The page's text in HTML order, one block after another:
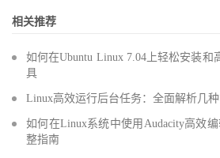
相关推荐
如何在Ubuntu Linux 7.04上轻松安装和
具
Linux高效运行后台任务：全面解析几
如何在Linux系统中使用Audacity高效
整指南